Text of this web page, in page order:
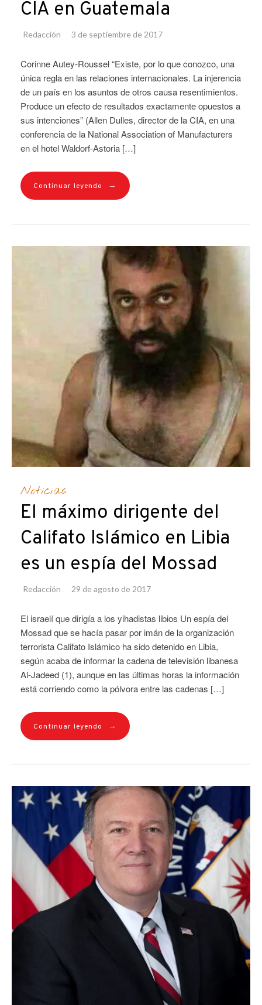
CIA en Guatemala
Redacción 3 de septiembre de 2017
Corinne Autey-Roussel “Existe, por lo que conozco, una
única regla en las relaciones internacionales. La injerencia
de un país en los asuntos de otros causa resentimientos.
Produce un efecto de resultados exactamente opuestos a
sus intenciones” (Allen Dulles, director de la CIA, en una
conferencia de la National Association of Manufacturers
en el hotel Waldorf-Astoria […]
Continuar leyendo →
Noticias
El máximo dirigente del
Califato Islámico en Libia
es un espía del Mossad
Redacción 29 de agosto de 2017
El israelí que dirigía a los yihadistas libios Un espía del
Mossad que se hacía pasar por imán de la organización
terrorista Califato Islámico ha sido detenido en Libia,
según acaba de informar la cadena de televisión libanesa
Al-Jadeed (1), aunque en las últimas horas la información
está corriendo como la pólvora entre las cadenas […]
Continuar leyendo →